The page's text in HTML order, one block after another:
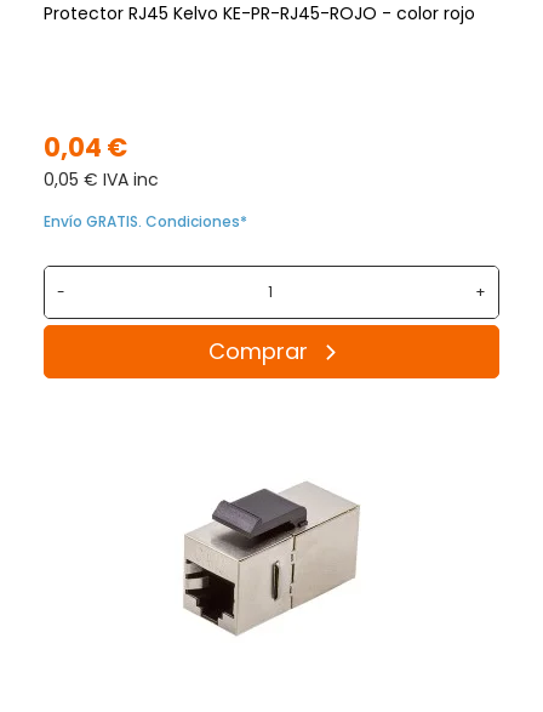
Protector RJ45 Kelvo KE-PR-RJ45-ROJO - color rojo
0,04 €
0,05 € IVA inc
Envío GRATIS. Condiciones*
- +
Comprar